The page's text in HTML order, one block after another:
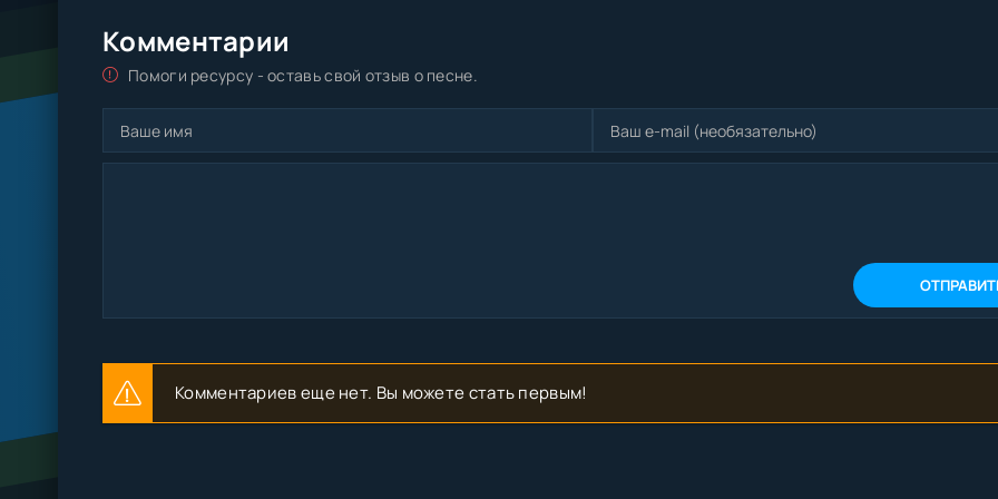
Комментарии
Помоги ресурсу - оставь свой отзыв о песне.
Комментариев еще нет. Вы можете стать первым!